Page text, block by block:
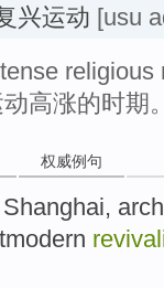
兴运动 [usu
religious
高涨的时期
权威例句
Shanghai,